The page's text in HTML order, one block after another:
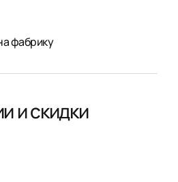
фабрику
и скидки